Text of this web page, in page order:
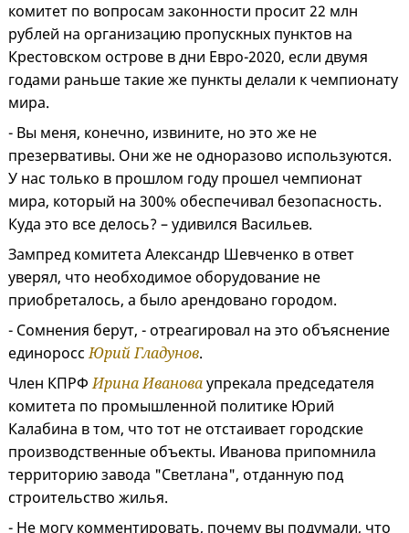
комитет по вопросам законности просит 22 млн
рублей на организацию пропускных пунктов на
Крестовском острове в дни Евро-2020, если двумя
годами раньше такие же пункты делали к чемпионату
мира.
- Вы меня, конечно, извините, но это же не
презервативы. Они же не одноразово используются.
У нас только в прошлом году прошел чемпионат
мира, который на 300% обеспечивал безопасность.
Куда это все делось? – удивился Васильев.
Зампред комитета Александр Шевченко в ответ
уверял, что необходимое оборудование не
приобреталось, а было арендовано городом.
- Сомнения берут, - отреагировал на это объяснение
единороссЮрий Гладунов.
Член КПРФИрина Ивановаупрекала председателя
комитета по промышленной политике Юрий
Калабина в том, что тот не отстаивает городские
производственные объекты. Иванова припомнила
территорию завода "Светлана", отданную под
строительство жилья.
- Не могу комментировать, почему вы подумали, что